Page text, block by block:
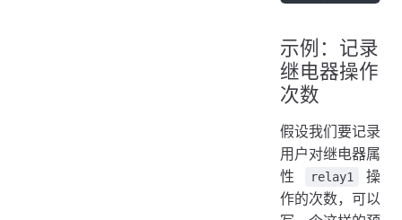
示例：记录
继电器操作
次数
假设我们要记录
用户对继电器属
性
relay1
操
作的次数，可以